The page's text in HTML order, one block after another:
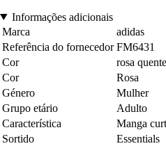
Informações adicionais
Marca
adidas
Referência do fornecedor FM6431
Cor
rosa
Cor
Rosa
Género
Mulher
Grupo etário
Adulto
Característica
Manga
Sortido
Essentials